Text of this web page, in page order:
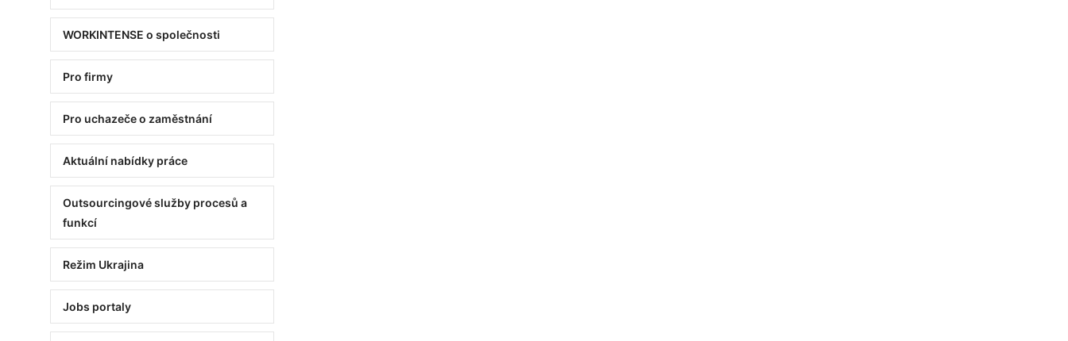
WORKINTENSE o společnosti
Pro firmy
Pro uchazeče o zaměstnání
Аktuální nabídky práce
Outsourcingové služby procesů a
funkcí
Režim Ukrajina
Jobs portaly